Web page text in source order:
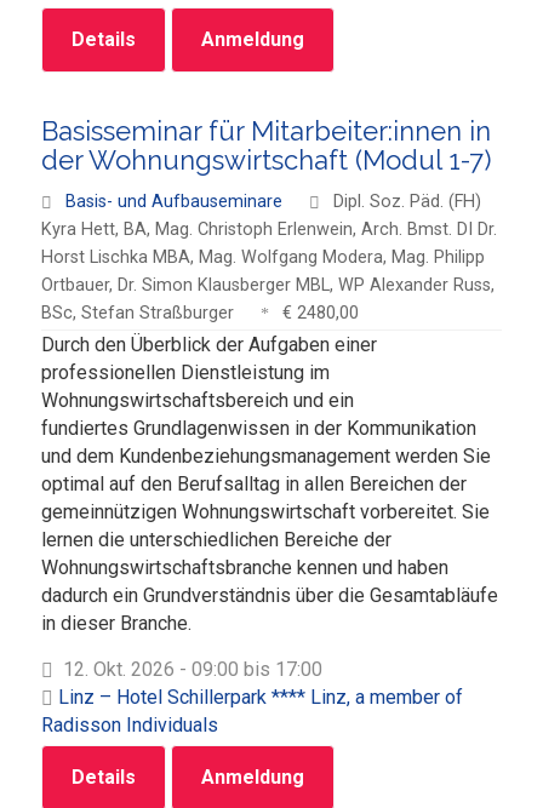
Details Anmeldung
Basisseminar für Mitarbeiter:innen in
der Wohnungswirtschaft (Modul 1-7)
Basis- und Aufbauseminare
Dipl. Soz. Päd. (FH)
Kyra Hett, BA, Mag. Christoph Erlenwein, Arch. Bmst. DI Dr.
Horst Lischka MBA, Mag. Wolfgang Modera, Mag. Philipp
Ortbauer, Dr. Simon Klausberger MBL, WP Alexander Russ,
BSc, Stefan Straßburger
€ 2480,00
Durch den Überblick der Aufgaben einer
professionellen Dienstleistung im
Wohnungswirtschaftsbereich und ein
fundiertes Grundlagenwissen in der Kommunikation
und dem Kundenbeziehungsmanagement werden Sie
optimal auf den Berufsalltag in allen Bereichen der
gemeinnützigen Wohnungswirtschaft vorbereitet. Sie
lernen die unterschiedlichen Bereiche der
Wohnungswirtschaftsbranche kennen und haben
dadurch ein Grundverständnis über die Gesamtabläufe
in dieser Branche.
12. Okt. 2026 - 09:00 bis 17:00
Linz – Hotel Schillerpark **** Linz, a member of
Radisson Individuals
Details Anmeldung